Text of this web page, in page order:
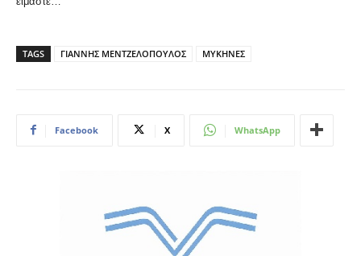
TAGS ΓΙΑΝΝΗΣ ΜΕΝΤΖΕΛΟΠΟΥΛΟΣ ΜΥΚΗΝΕΣ
Facebook X WhatsApp